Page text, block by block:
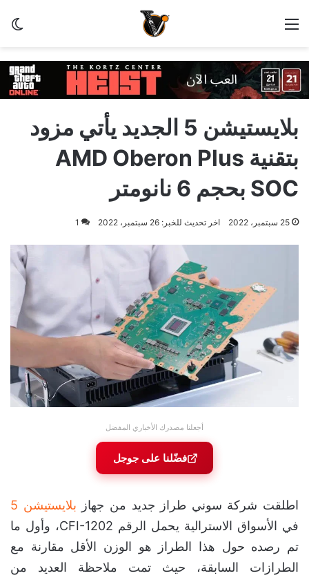
القائمة
بلايستيشن 5 الجديد يأتي مزود
بتقنية AMD Oberon Plus
SOC بحجم 6 نانومتر
25 سبتمبر، 2022 اخر تحديث للخبر: 26 سبتمبر، 2022 1
أجعلنا مصدرك الأخباري المفضل
فضّلنا على جوجل
اطلقت شركة سوني طراز جديد من جهاز بلايستيشن 5
في الأسواق الاسترالية يحمل الرقم CFI-1202، وأول ما
تم رصده حول هذا الطراز هو الوزن الأقل مقارنة مع
الطرازات السابقة، حيث تمت ملاحظة العديد من